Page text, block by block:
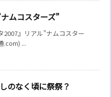
ムコスターズ”
2007』リアル”ナムコスター
.com) ...
のなく頃に祭祭？